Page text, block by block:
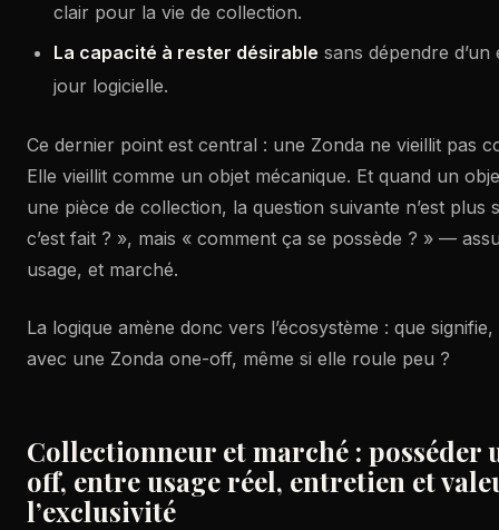
clair pour la vie de collection.
La capacité à rester désirable sans dépendre d’un
jour logicielle.
Ce dernier point est central : une Zonda ne vieillit pas
Elle vieillit comme un objet mécanique. Et quand un
une pièce de collection, la question suivante n’est plus
c’est fait ? », mais « comment ça se possède ? » —
usage, et marché.
La logique amène donc vers l’écosystème : que
avec une Zonda one-off, même si elle roule peu ?
Collectionneur et marché : posséder
off, entre usage réel, entretien et
l’exclusivité